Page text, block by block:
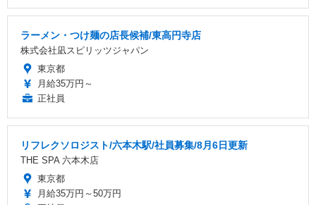
ラーメン・つけ麺の店長候補/東高円寺店
株式会社凪スピリッツジャパン
東京都
月給35万円～
正社員
リフレクソロジスト/六本木駅/社員募集/8月6日更新
THE SPA 六本木店
東京都
月給35万円～50万円